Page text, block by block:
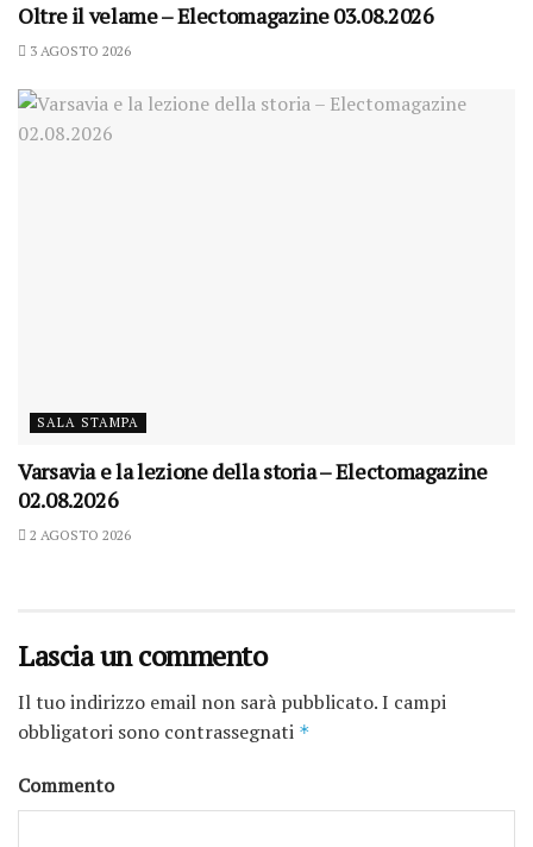
Oltre il velame – Electomagazine 03.08.2026
3 AGOSTO 2026
SALA STAMPA
Varsavia e la lezione della storia – Electomagazine
02.08.2026
2 AGOSTO 2026
Lascia un commento
Il tuo indirizzo email non sarà pubblicato.I campi
obbligatori sono contrassegnati *
Commento